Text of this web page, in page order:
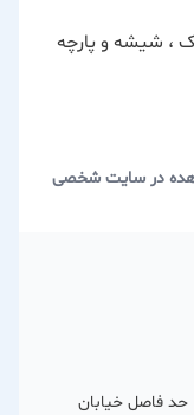
، شیشه و پارچه
در سایت شخصی
حد فاصل خیابان